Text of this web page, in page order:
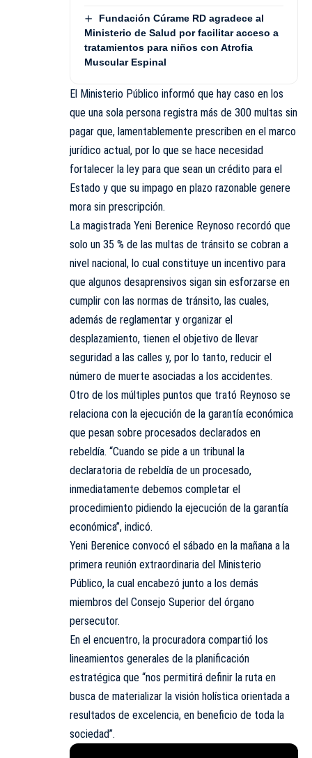
Fundación Cúrame RD agradece al
Ministerio de Salud por facilitar acceso a
tratamientos para niños con Atrofia
Muscular Espinal
El Ministerio Público informó que hay caso en los
que una sola persona registra más de 300 multas sin
pagar que, lamentablemente prescriben en el marco
jurídico actual, por lo que se hace necesidad
fortalecer la ley para que sean un crédito para el
Estado y que su impago en plazo razonable genere
mora sin prescripción.
La magistrada Yeni Berenice Reynoso recordó que
solo un 35 % de las multas de tránsito se cobran a
nivel nacional, lo cual constituye un incentivo para
que algunos desaprensivos sigan sin esforzarse en
cumplir con las normas de tránsito, las cuales,
además de reglamentar y organizar el
desplazamiento, tienen el objetivo de llevar
seguridad a las calles y, por lo tanto, reducir el
número de muerte asociadas a los accidentes.
Otro de los múltiples puntos que trató Reynoso se
relaciona con la ejecución de la garantía económica
que pesan sobre procesados declarados en
rebeldía. “Cuando se pide a un tribunal la
declaratoria de rebeldía de un procesado,
inmediatamente debemos completar el
procedimiento pidiendo la ejecución de la garantía
económica”, indicó.
Yeni Berenice convocó el sábado en la mañana a la
primera reunión extraordinaria del Ministerio
Público, la cual encabezó junto a los demás
miembros del Consejo Superior del órgano
persecutor.
En el encuentro, la procuradora compartió los
lineamientos generales de la planificación
estratégica que “nos permitirá definir la ruta en
busca de materializar la visión holística orientada a
resultados de excelencia, en beneficio de toda la
sociedad”.